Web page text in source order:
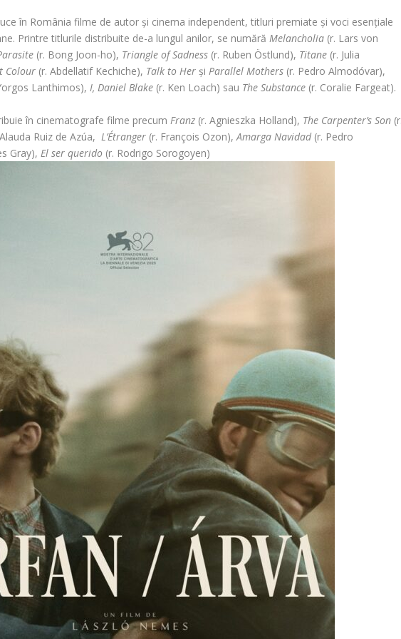
în România filme de autor și cinema independent, titluri premiate și voci esențiale
Printre titlurile distribuite de-a lungul anilor, se numărăMelancholia (r. Lars von
(r. Bong Joon-ho), Triangle of Sadness (r. Ruben Östlund), Titane (r. Julia
Colour (r. Abdellatif Kechiche), Talk to Her șiParallel Mothers (r. Pedro Almodóvar),
Lanthimos),I, Daniel Blake (r. Ken Loach) sau The Substance (r. Coralie Fargeat).
în cinematografe filme precum Franz (r. Agnieszka Holland), The Carpenter’s Son
Ruiz de Azúa, L’Étranger (r. François Ozon),Amarga Navidad(r. Pedro
Gray), El ser querido (r. Rodrigo Sorogoyen)